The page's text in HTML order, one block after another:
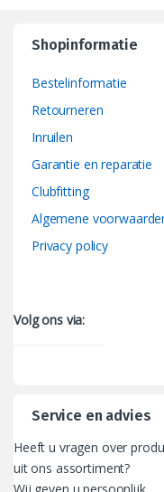
Shopinformatie
Bestelinformatie
Retourneren
Inruilen
Garantie en reparatie
Clubfitting
Algemene
Privacy policy
Volg ons via:
Service en advies
Heeft u vragen over
uit ons assortiment?